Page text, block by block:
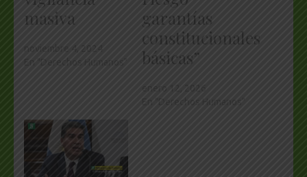
masiva
garantías
constitucionales
básicas”